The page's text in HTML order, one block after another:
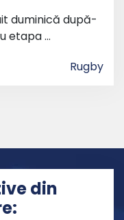
duminică după-
etapa …
Rugby
din